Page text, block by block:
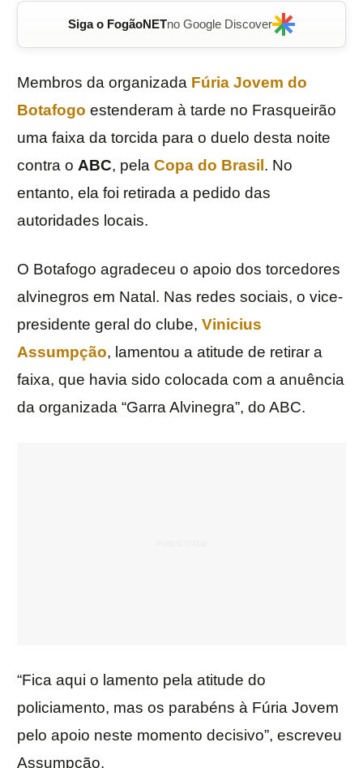
Siga o FogãoNETno Google Discover
Membros da organizada Fúria Jovem do
Botafogo estenderam à tarde no Frasqueirão
uma faixa da torcida para o duelo desta noite
contra o ABC, pela Copa do Brasil . No
entanto, ela foi retirada a pedido das
autoridades locais.
O Botafogo agradeceu o apoio dos torcedores
alvinegros em Natal. Nas redes sociais, o vice-
presidente geral do clube, Vinicius
Assumpção, lamentou a atitude de retirar a
faixa, que havia sido colocada com a anuência
da organizada “Garra Alvinegra”, do ABC.
“Fica aqui o lamento pela atitude do
policiamento, mas os parabéns à Fúria Jovem
pelo apoio neste momento decisivo”, escreveu
Assumpção.